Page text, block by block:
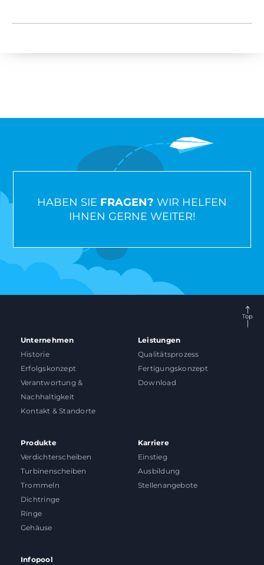
HABEN SIE FRAGEN? WIR HELFEN
IHNEN GERNE WEITER!
Unternehmen
Historie
Erfolgskonzept
Verantwortung &
Nachhaltigkeit
Kontakt & Standorte
Leistungen
Qualitätsprozess
Fertigungskonzept
Download
Produkte
Verdichterscheiben
Turbinenscheiben
Trommeln
Dichtringe
Ringe
Gehäuse
Karriere
Einstieg
Ausbildung
Stellenangebote
Infopool